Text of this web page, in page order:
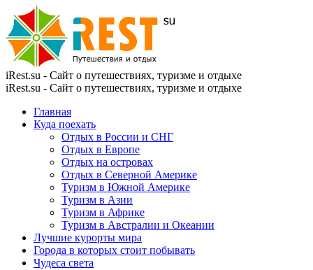
iRest.su - Сайт о путешествиях, туризме и отдыхе
iRest.su - Сайт о путешествиях, туризме и отдыхе
Главная
Куда поехать
Отдых в России и СНГ
Отдых в Европе
Отдых на островах
Отдых в Северной Америке
Туризм в Южной Америке
Туризм в Азии
Туризм в Африке
Туризм в Австралии и Океании
Лучшие курорты мира
Города в которых стоит побывать
Чудеса света